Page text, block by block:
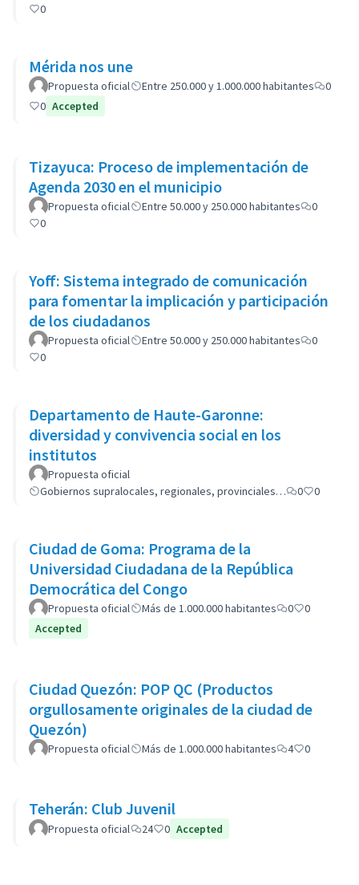
0
Mérida nos une
Propuesta oficial Entre 250.000 y 1.000.000 habitantes
0
0 Accepted
Tizayuca: Proceso de implementación de
Agenda 2030 en el municipio
Propuesta oficial Entre 50.000 y 250.000 habitantes
0
0
Yoff: Sistema integrado de comunicación
para fomentar la implicación y participación
de los ciudadanos
Propuesta oficial Entre 50.000 y 250.000 habitantes
0
0
Departamento de Haute-Garonne:
diversidad y convivencia social en los
institutos
Propuesta oficial
Gobiernos supralocales, regionales, provinciales…
0 0
Ciudad de Goma: Programa de la
Universidad Ciudadana de la República
Democrática del Congo
Propuesta oficial Más de 1.000.000 habitantes 0
0
Accepted
Ciudad Quezón: POP QC (Productos
orgullosamente originales de la ciudad de
Quezón)
Propuesta oficial Más de 1.000.000 habitantes 4 0
Teherán: Club Juvenil
Propuesta oficial 24 0 Accepted